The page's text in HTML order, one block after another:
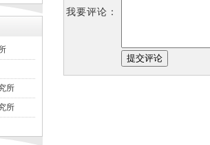
所
所
我要评论：